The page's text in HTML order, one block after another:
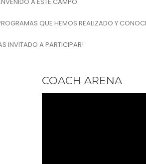
QUE HEMOS REALIZADO Y
INVITADO A PARTICIPAR!
COACH ARENA